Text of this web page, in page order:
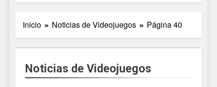
Inicio Noticias de Videojuegos Página 40
Noticias de Videojuegos